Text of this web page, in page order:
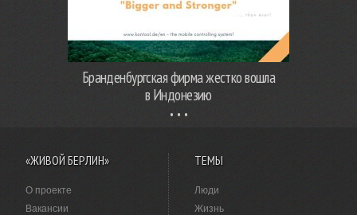
Бранденбургская фирма жестко вошла
в Индонезию
«ЖИВОЙ БЕРЛИН»
О проекте
Вакансии
ТЕМЫ
Люди
Жизнь